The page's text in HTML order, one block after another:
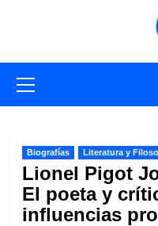
primario
Biografías Literatura y
Lionel Pigot
El poeta y
influencias